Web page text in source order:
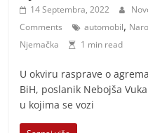
14 Septembra, 2022
Comments
automobil,
Njemačka 1 min read
U okviru rasprave o
BiH, poslanik Nebojša
u kojima se vozi